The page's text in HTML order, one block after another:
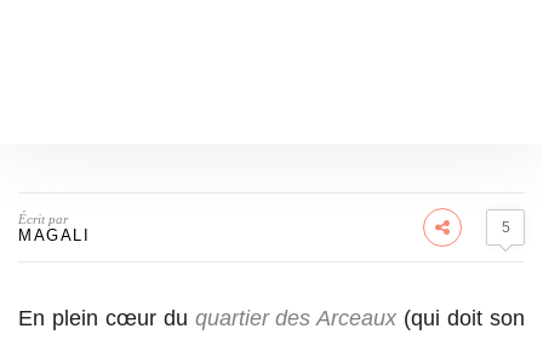
Écrit par
MAGALI 5
En plein cœur du quartier des Arceaux (qui doit son